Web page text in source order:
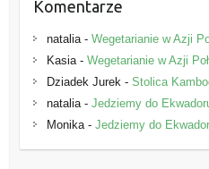
Komentarze
natalia- Wegetarianie w Azji
Kasia- Wegetarianie w Azji
Dziadek Jurek - Stolica
natalia- Jedziemy do
Monika- Jedziemy do